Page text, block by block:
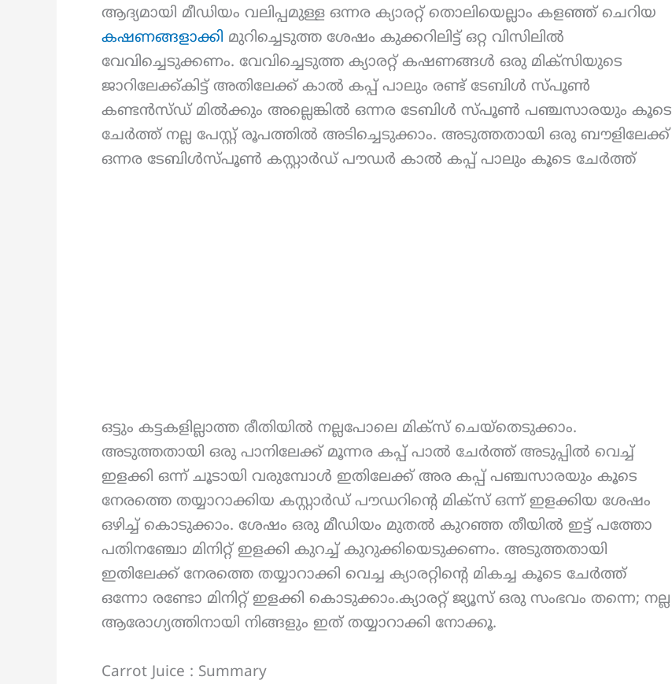
ആദ്യമായി മീഡിയം വലിപ്പമുള്ള ഒന്നര ക്യാരറ്റ് തൊലിയെല്ലാം കളഞ്ഞ് ചെറിയ
കഷണങ്ങളാക്കി മുറിച്ചെടുത്ത ശേഷം കുക്കറിലിട്ട് ഒറ്റ വിസിലിൽ
വേവിച്ചെടുക്കണം. വേവിച്ചെടുത്ത ക്യാരറ്റ് കഷണങ്ങൾ ഒരു മിക്സിയുടെ
ജാറിലേക്ക്കിട്ട് അതിലേക്ക് കാൽ കപ്പ് പാലും രണ്ട് ടേബിൾ സ്പൂൺ
കണ്ടൻസ്ഡ് മിൽക്കും അല്ലെങ്കിൽ ഒന്നര ടേബിൾ സ്പൂൺ പഞ്ചസാരയും കൂടെ
ചേർത്ത് നല്ല പേസ്റ്റ് രൂപത്തിൽ അടിച്ചെടുക്കാം. അടുത്തതായി ഒരു ബൗളിലേക്ക്
ഒന്നര ടേബിൾസ്പൂൺ കസ്റ്റാർഡ് പൗഡർ കാൽ കപ്പ് പാലും കൂടെ ചേർത്ത്
ഒട്ടും കട്ടകളില്ലാത്ത രീതിയിൽ നല്ലപോലെ മിക്സ് ചെയ്തെടുക്കാം.
അടുത്തതായി ഒരു പാനിലേക്ക് മൂന്നര കപ്പ് പാൽ ചേർത്ത് അടുപ്പിൽ വെച്ച്
ഇളക്കി ഒന്ന് ചൂടായി വരുമ്പോൾ ഇതിലേക്ക് അര കപ്പ് പഞ്ചസാരയും കൂടെ
നേരത്തെ തയ്യാറാക്കിയ കസ്റ്റാർഡ് പൗഡറിന്റെ മിക്സ് ഒന്ന് ഇളക്കിയ ശേഷം
ഒഴിച്ച് കൊടുക്കാം. ശേഷം ഒരു മീഡിയം മുതൽ കുറഞ്ഞ തീയില്‍ ഇട്ട് പത്തോ
പതിനഞ്ചോ മിനിറ്റ് ഇളക്കി കുറച്ച് കുറുക്കിയെടുക്കണം. അടുത്തതായി
ഇതിലേക്ക് നേരത്തെ തയ്യാറാക്കി വെച്ച ക്യാരറ്റിന്റെ മികച്ച കൂടെ ചേർത്ത്
ഒന്നോ രണ്ടോ മിനിറ്റ് ഇളക്കി കൊടുക്കാം.ക്യാരറ്റ് ജ്യൂസ് ഒരു സംഭവം തന്നെ; നല്ല
ആരോഗ്യത്തിനായി നിങ്ങളും ഇത് തയ്യാറാക്കി നോക്കൂ.
Carrot Juice : Summary